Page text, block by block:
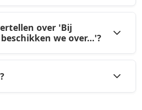
over 'Bij
we over...'?